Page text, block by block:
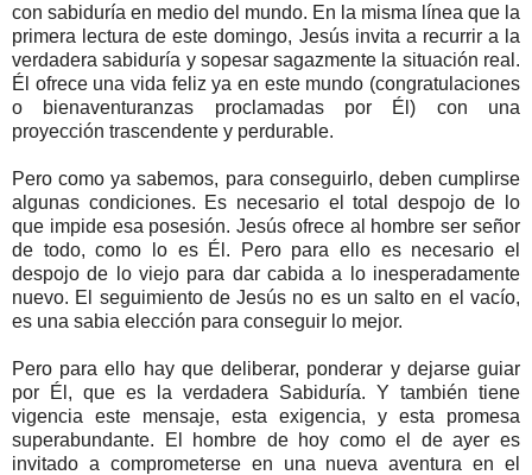
con sabiduría en medio del mundo. En la misma línea que la
primera lectura de este domingo, Jesús invita a recurrir a la
verdadera sabiduría y sopesar sagazmente la situación real.
Él ofrece una vida feliz ya en este mundo (congratulaciones
o bienaventuranzas proclamadas por Él) con una
proyección trascendente y perdurable.
Pero como ya sabemos, para conseguirlo, deben cumplirse
algunas condiciones. Es necesario el total despojo de lo
que impide esa posesión. Jesús ofrece al hombre ser señor
de todo, como lo es Él. Pero para ello es necesario el
despojo de lo viejo para dar cabida a lo inesperadamente
nuevo. El seguimiento de Jesús no es un salto en el vacío,
es una sabia elección para conseguir lo mejor.
Pero para ello hay que deliberar, ponderar y dejarse guiar
por Él, que es la verdadera Sabiduría. Y también tiene
vigencia este mensaje, esta exigencia, y esta promesa
superabundante. El hombre de hoy como el de ayer es
invitado a comprometerse en una nueva aventura en el